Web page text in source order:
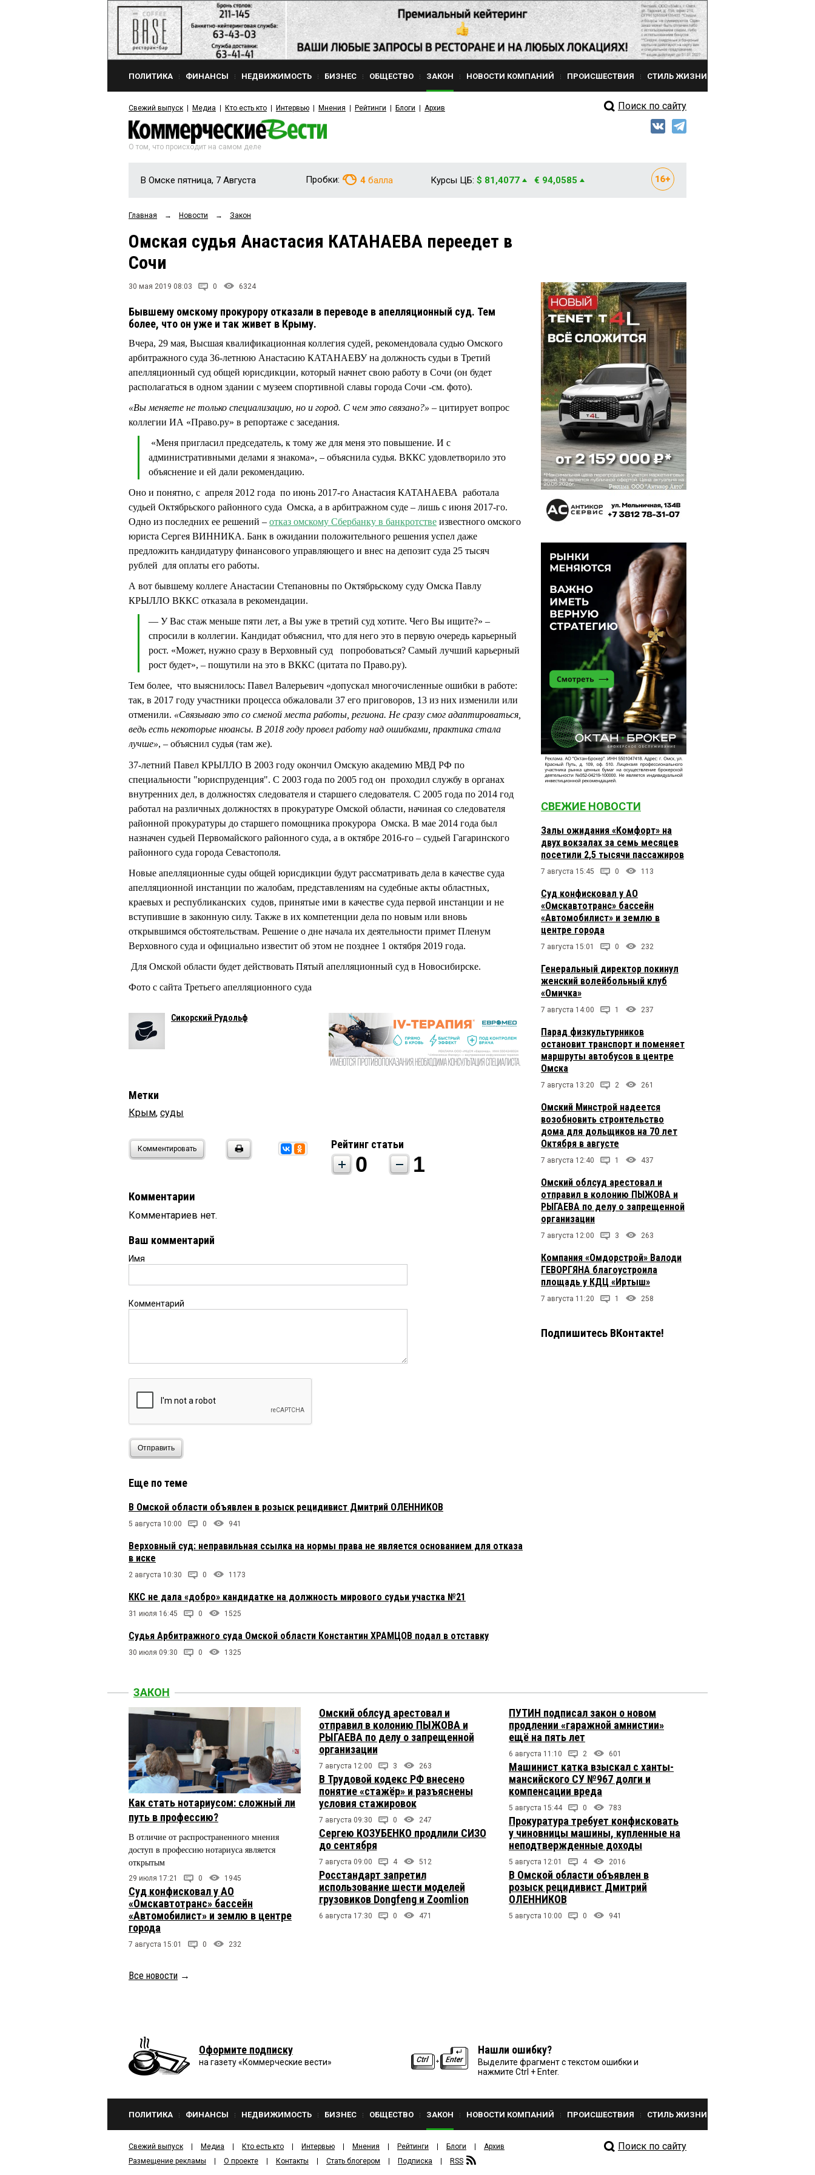
ПОЛИТИКА ФИНАНСЫ НЕДВИЖИМОСТЬ БИЗНЕС ОБЩЕСТВО ЗАКОН НОВОСТИ КОМПАНИЙ ПРОИСШЕСТВИЯ СТИЛЬ ЖИЗНИ
Свежий выпуск Медиа Кто есть кто Интервью Мнения Рейтинги Блоги Архив Поиск по сайту
О том, что происходит на самом деле
В Омске пятница, 7 Августа Пробки: 4 балла Курсы ЦБ: $ 81,4077 € 94,0585
Главная → Новости → Закон
Омская судья Анастасия КАТАНАЕВА переедет в
Сочи
30 мая 2019 08:03 0 6324
Бывшему омскому прокурору отказали в переводе в апелляционный суд. Тем
более, что он уже и так живет в Крыму.
Вчера, 29 мая, Высшая квалификационная коллегия судей, рекомендовала судью Омского
арбитражного суда 36-летнюю Анастасию КАТАНАЕВУ на должность судьи в Третий
апелляционный суд общей юрисдикции, который начнет свою работу в Сочи (он будет
располагаться в одном здании с музеем спортивной славы города Сочи -см. фото).
«Вы меняете не только специализацию, но и город. С чем это связано?» – цитирует вопрос
коллегии ИА «Право.ру» в репортаже с заседания.
«Меня пригласил председатель, к тому же для меня это повышение. И с
административными делами я знакома», – объяснила судья. ВККС удовлетворило это
объяснение и ей дали рекомендацию.
Оно и понятно, с апреля 2012 года по июнь 2017-го Анастасия КАТАНАЕВА работала
судьей Октябрьского районного суда Омска, а в арбитражном суде – лишь с июня 2017-го.
Одно из последних ее решений – отказ омскому Сбербанку в банкротстве известного омского
юриста Сергея ВИННИКА. Банк в ожидании положительного решения успел даже
предложить кандидатуру финансового управляющего и внес на депозит суда 25 тысяч
рублей для оплаты его работы.
А вот бывшему коллеге Анастасии Степановны по Октябрьскому суду Омска Павлу
КРЫЛЛО ВККС отказала в рекомендации.
— У Вас стаж меньше пяти лет, а Вы уже в третий суд хотите. Чего Вы ищите?» –
спросили в коллегии. Кандидат объяснил, что для него это в первую очередь карьерный
рост. «Может, нужно сразу в Верховный суд попробоваться? Самый лучший карьерный
рост будет», – пошутили на это в ВККС (цитата по Право.ру).
Тем более, что выяснилось: Павел Валерьевич «допускал многочисленные ошибки в работе:
так, в 2017 году участники процесса обжаловали 37 его приговоров, 13 из них изменили или
отменили. «Связываю это со сменой места работы, региона. Не сразу смог адаптироваться,
ведь есть некоторые нюансы. В 2018 году провел работу над ошибками, практика стала
лучше», – объяснил судья (там же).
37-летний Павел КРЫЛЛО В 2003 году окончил Омскую академию МВД РФ по
специальности "юриспруденция". С 2003 года по 2005 год он проходил службу в органах
внутренних дел, в должностях следователя и старшего следователя. С 2005 года по 2014 год
работал на различных должностях в прокуратуре Омской области, начиная со следователя
районной прокуратуры до старшего помощника прокурора Омска. В мае 2014 года был
назначен судьей Первомайского районного суда, а в октябре 2016-го – судьей Гагаринского
районного суда города Севастополя.
Новые апелляционные суды общей юрисдикции будут рассматривать дела в качестве суда
апелляционной инстанции по жалобам, представлениям на судебные акты областных,
краевых и республиканских судов, принятые ими в качестве суда первой инстанции и не
вступившие в законную силу. Также в их компетенции дела по новым или вновь
открывшимся обстоятельствам. Решение о дне начала их деятельности примет Пленум
Верховного суда и официально известит об этом не позднее 1 октября 2019 года.
Для Омской области будет действовать Пятый апелляционный суд в Новосибирске.
Фото с сайта Третьего апелляционного суда
Сикорский Рудольф
Метки
Крым, суды
Комментировать Рейтинг статьи
0 1
Комментарии
Комментариев нет.
Ваш комментарий
Имя
Комментарий
Отправить
Еще по теме
В Омской области объявлен в розыск рецидивист Дмитрий ОЛЕННИКОВ
5 августа 10:00 0 941
Верховный суд: неправильная ссылка на нормы права не является основанием для отказа
в иске
2 августа 10:30 0 1173
ККС не дала «добро» кандидатке на должность мирового судьи участка №21
31 июля 16:45 0 1525
Судья Арбитражного суда Омской области Константин ХРАМЦОВ подал в отставку
30 июля 09:30 0 1325
СВЕЖИЕ НОВОСТИ
Залы ожидания «Комфорт» на
двух вокзалах за семь месяцев
посетили 2,5 тысячи пассажиров
7 августа 15:45 0 113
Суд конфисковал у АО
«Омскавтотранс» бассейн
«Автомобилист» и землю в
центре города
7 августа 15:01 0 232
Генеральный директор покинул
женский волейбольный клуб
«Омичка»
7 августа 14:00 1 237
Парад физкультурников
остановит транспорт и поменяет
маршруты автобусов в центре
Омска
7 августа 13:20 2 261
Омский Минстрой надеется
возобновить строительство
дома для дольщиков на 70 лет
Октября в августе
7 августа 12:40 1 437
Омский облсуд арестовал и
отправил в колонию ПЫЖОВА и
РЫГАЕВА по делу о запрещенной
организации
7 августа 12:00 3 263
Компания «Омдорстрой» Валоди
ГЕВОРГЯНА благоустроила
площадь у КДЦ «Иртыш»
7 августа 11:20 1 258
Подпишитесь ВКонтакте!
ЗАКОН
Как стать нотариусом: сложный ли
путь в профессию?
В отличие от распространенного мнения
доступ в профессию нотариуса является
открытым
29 июля 17:21 0 1945
Суд конфисковал у АО
«Омскавтотранс» бассейн
«Автомобилист» и землю в центре
города
7 августа 15:01 0 232
Омский облсуд арестовал и
отправил в колонию ПЫЖОВА и
РЫГАЕВА по делу о запрещенной
организации
7 августа 12:00 3 263
В Трудовой кодекс РФ внесено
понятие «стажёр» и разъяснены
условия стажировок
7 августа 09:30 0 247
Сергею КОЗУБЕНКО продлили СИЗО
до сентября
7 августа 09:00 4 512
Росстандарт запретил
использование шести моделей
грузовиков Dongfeng и Zoomlion
6 августа 17:30 0 471
ПУТИН подписал закон о новом
продлении «гаражной амнистии»
ещё на пять лет
6 августа 11:10 2 601
Машинист катка взыскал с ханты-
мансийского СУ №967 долги и
компенсации вреда
5 августа 15:44 0 783
Прокуратура требует конфисковать
у чиновницы машины, купленные на
неподтвержденные доходы
5 августа 12:01 4 2016
В Омской области объявлен в
розыск рецидивист Дмитрий
ОЛЕННИКОВ
5 августа 10:00 0 941
Все новости →
Оформите подписку
на газету «Коммерческие вести»
Нашли ошибку?
Выделите фрагмент с текстом ошибки и
нажмите Ctrl + Enter.
ПОЛИТИКА ФИНАНСЫ НЕДВИЖИМОСТЬ БИЗНЕС ОБЩЕСТВО ЗАКОН НОВОСТИ КОМПАНИЙ ПРОИСШЕСТВИЯ СТИЛЬ ЖИЗНИ
Свежий выпуск Медиа Кто есть кто Интервью Мнения Рейтинги Блоги
Архив
Размещение рекламы
О проекте Контакты Стать блогером Подписка RSS
Поиск по сайту